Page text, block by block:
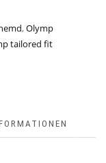
,Olymp
tailored fit